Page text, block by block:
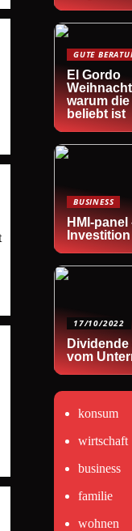
GUTE
El Gordo
warum
beliebt ist
BUSINESS
HMI-panel
Investition
17/10/2022
Dividende
vom
konsum
wirtschaft
business
familie
wohnen